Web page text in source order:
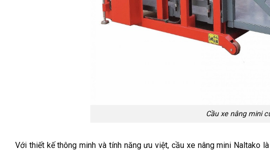
Cầu xe nâng mini
Với thiết kế thông minh và tính năng ưu việt, cầu xe nâng mini Naltako